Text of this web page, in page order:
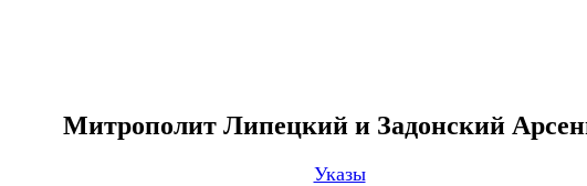
Митрополит Липецкий и Задонский
Указы